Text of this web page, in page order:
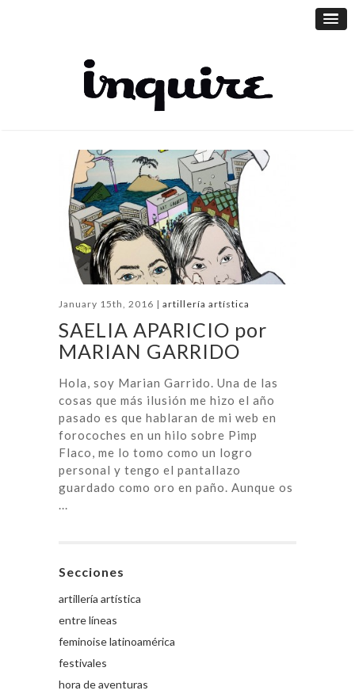
January 15th, 2016 | artillería artística
SAELIA APARICIO por
MARIAN GARRIDO
Hola, soy Marian Garrido. Una de las
cosas que más ilusión me hizo el año
pasado es que hablaran de mi web en
forocoches en un hilo sobre Pimp
Flaco, me lo tomo como un logro
personal y tengo el pantallazo
guardado como oro en paño. Aunque os
...
Secciones
artillería artística
entre líneas
feminoise latinoamérica
festivales
hora de aventuras